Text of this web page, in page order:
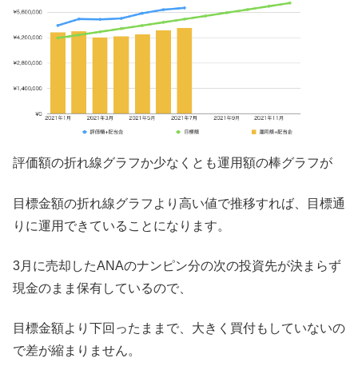
評価額の折れ線グラフか少なくとも運用額の棒グラフが
目標金額の折れ線グラフより高い値で推移すれば、目標通
りに運用できていることになります。
3月に売却したANAのナンピン分の次の投資先が決まらず
現金のまま保有しているので、
目標金額より下回ったままで、大きく買付もしていないの
で差が縮まりません。